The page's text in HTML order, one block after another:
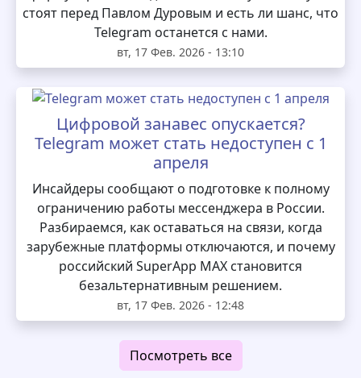
стоят перед Павлом Дуровым и есть ли шанс, что
Telegram останется с нами.
вт, 17 Фев. 2026 - 13:10
Цифровой занавес опускается?
Telegram может стать недоступен с 1
апреля
Инсайдеры сообщают о подготовке к полному
ограничению работы мессенджера в России.
Разбираемся, как оставаться на связи, когда
зарубежные платформы отключаются, и почему
российский SuperApp MAX становится
безальтернативным решением.
вт, 17 Фев. 2026 - 12:48
Посмотреть все